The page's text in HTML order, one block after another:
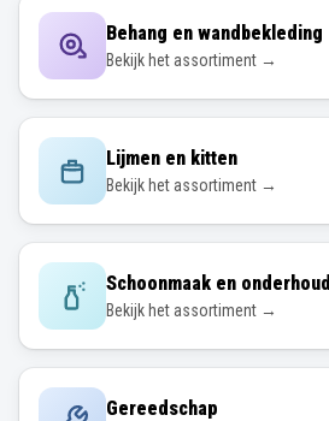
Behang en wandbekleding
Bekijk het assortiment →
Lijmen en kitten
Bekijk het assortiment →
Schoonmaak en onderhoud
Bekijk het assortiment →
Gereedschap